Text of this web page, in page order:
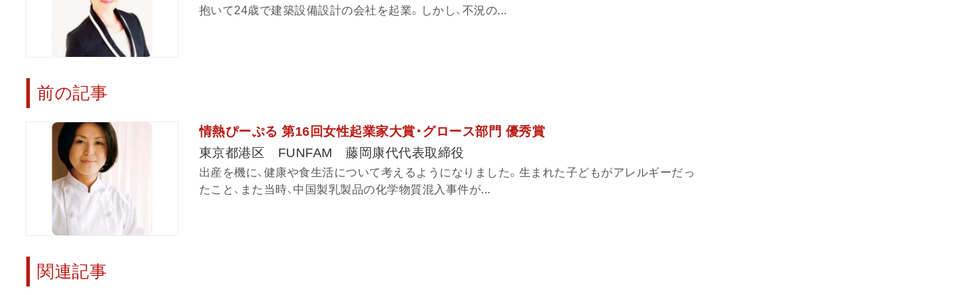
抱いて24歳で建築設備設計の会社を起業。しかし、不況の...
前の記事
情熱ぴーぷる 第16回女性起業家大賞・グロース部門 優秀賞
東京都港区 FUNFAM 藤岡康代代表取締役
出産を機に、健康や食生活について考えるようになりました。生まれた子どもがアレルギーだっ
たこと、また当時、中国製乳製品の化学物質混入事件が...
関連記事